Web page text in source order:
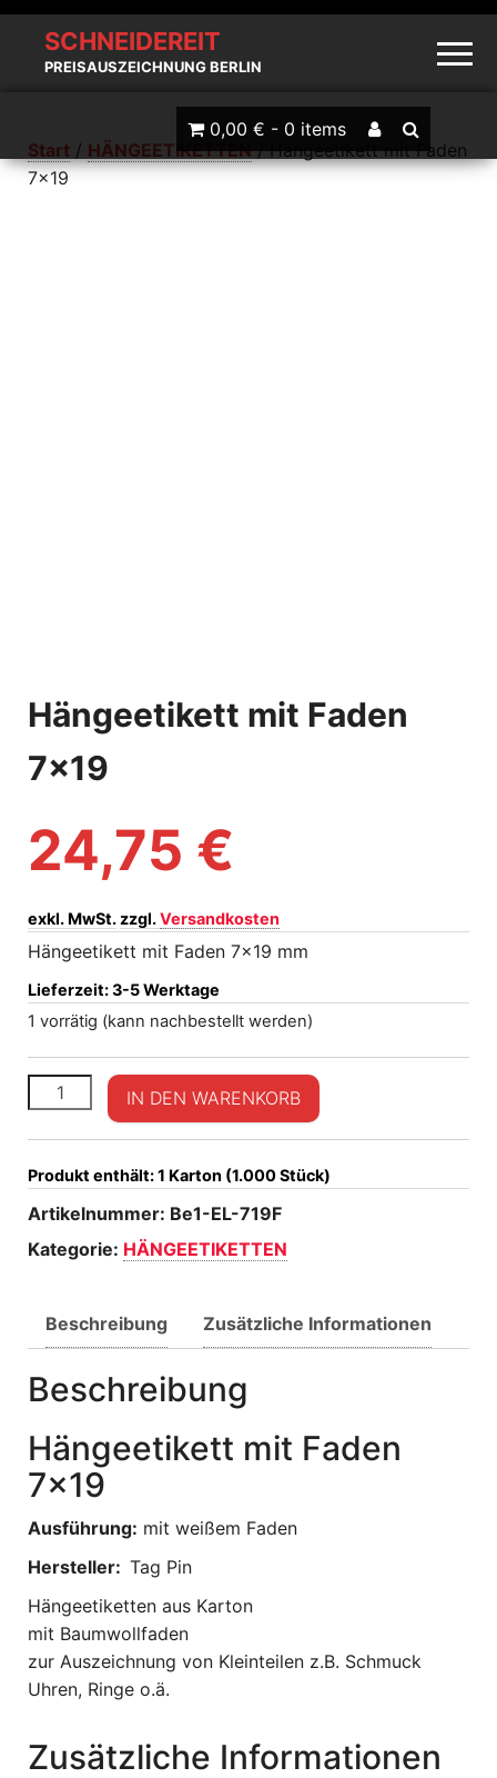
SCHNEIDEREIT
PREISAUSZEICHNUNG BERLIN
0,00 € - 0 items
Start / HÄNGEETIKETTEN/ Hängeetikett mit Faden
7×19
Hängeetikett mit Faden
7×19
24,75 €
exkl. MwSt. zzgl.Versandkosten
Hängeetikett mit Faden 7×19 mm
Lieferzeit:3-5 Werktage
1 vorrätig (kann nachbestellt werden)
Hängeetikett mit Faden 7x19 Menge
IN DEN WARENKORB
Produkt enthält: 1 Karton (1.000 Stück)
Artikelnummer: Be1-EL-719F
Kategorie: HÄNGEETIKETTEN
Beschreibung Zusätzliche Informationen
Beschreibung
Hängeetikett mit Faden
7×19
Ausführung: mit weißem Faden
Hersteller: Tag Pin
Hängeetiketten aus Karton
mit Baumwollfaden
zur Auszeichnung von Kleinteilen z.B. Schmuck
Uhren, Ringe o.ä.
Zusätzliche Informationen